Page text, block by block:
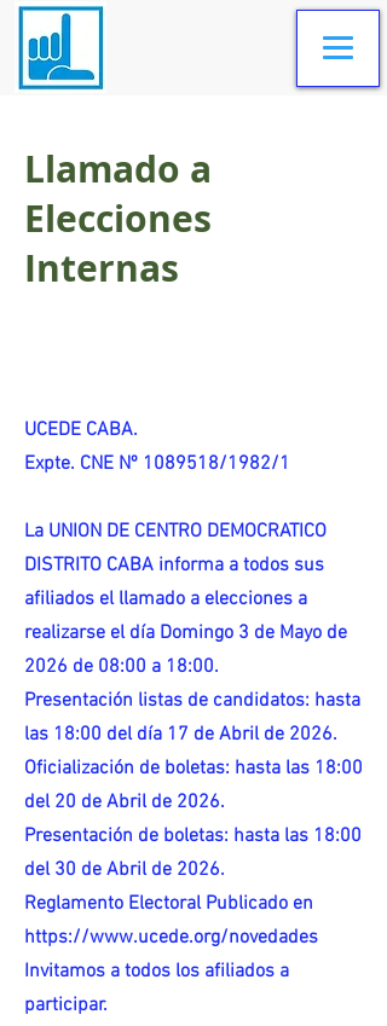
Llamado a
Elecciones
Internas
UCEDE CABA.
Expte. CNE Nº 1089518/1982/1
La UNION DE CENTRO DEMOCRATICO
DISTRITO CABA informa a todos sus
afiliados el llamado a elecciones a
realizarse el día Domingo 3 de Mayo de
2026 de 08:00 a 18:00.
Presentación listas de candidatos: hasta
las 18:00 del día 17 de Abril de 2026.
Oficialización de boletas: hasta las 18:00
del 20 de Abril de 2026.
Presentación de boletas: hasta las 18:00
del 30 de Abril de 2026.
Reglamento Electoral Publicado en
https://www.ucede.org/novedades
Invitamos a todos los afiliados a
participar.